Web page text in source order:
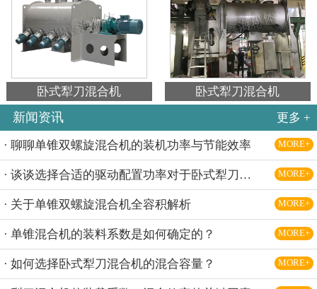
卧式犁刀混合机 卧式犁刀混合机
新闻资讯 更多 +
· 聊聊单锥双螺旋混合机的装机功率与节能效率 MORE+
· 谈谈选择合适的驱动配置功率对于卧式犁刀混合机的意义 MORE+
· 关于单锥双螺旋混合机全容积解析 MORE+
· 单锥混合机的装料系数是如何确定的？ MORE+
· 如何选择卧式犁刀混合机的混合容量？ MORE+